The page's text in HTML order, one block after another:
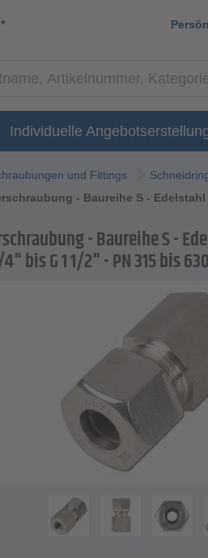
*
Individuelle
und Fittings
- Baureihe S - Edelstahl
- Baureihe S -
bis G 1 1/2" - PN 315 bis 630